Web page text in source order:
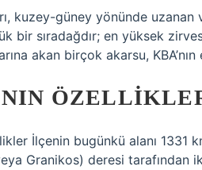
kuzey-güney yönünde
bir sıradağdır; en yüksek
akan birçok akarsu,
İlçenin bugünkü alanı 1331
Granikos) deresi tarafından